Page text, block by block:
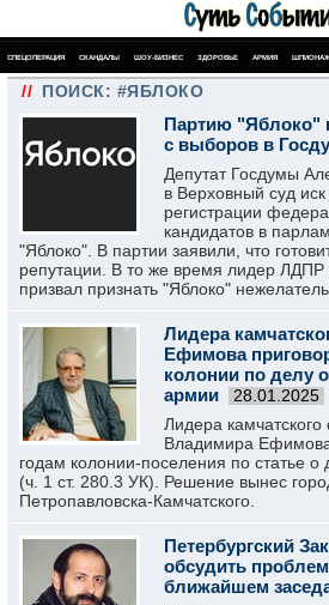
СПЕЦОПЕРАЦИЯ СКАНДАЛЫ ШОУ-БИЗНЕС ЗДОРОВЬЕ АРМИЯ ШПИОНАЖ
// ПОИСК: #ЯБЛОКО
Партию "Яблоко"
с выборов в
Депутат Госдумы
в Верховный суд
регистрации
кандидатов в
"Яблоко". В партии заявили, что
репутации. В то же время лидер ЛДПР
призвал признать "Яблоко"
Лидера
Ефимова
колонии по делу
армии
28.01.2025
Лидера
Владимира
годам колонии-поселения по статье о
(ч. 1 ст. 280.3 УК). Решение вынес
Петропавловска-Камчатского.
Петербургский
обсудить
ближайшем